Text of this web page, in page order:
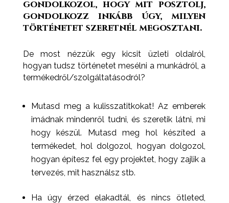
gondolkozol, hogy mit posztolj,
gondolkozz inkább úgy, milyen
történetet szeretnél megosztani.
De most nézzük egy kicsit üzleti oldalról,
hogyan tudsz történetet mesélni a munkádról, a
termékedről/szolgáltatásodról?
Mutasd meg a kulisszatitkokat! Az emberek
imádnak mindenről tudni, és szeretik látni, mi
hogy készül. Mutasd meg hol készíted a
termékedet, hol dolgozol, hogyan dolgozol,
hogyan építesz fel egy projektet, hogy zajlik a
tervezés, mit használsz stb.
Ha úgy érzed elakadtál, és nincs ötleted,